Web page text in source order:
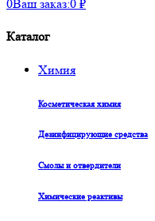
0Ваш заказ:0 ₽
Каталог
Химия
Косметическая химия
Дезинфицирующие средства
Смолы и отвердители
Химические реактивы